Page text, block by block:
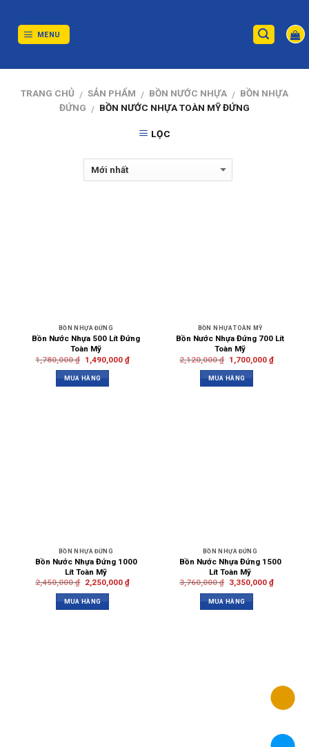
content
MENU
TRANG CHỦ / SẢN PHẨM / BỒN NƯỚC NHỰA / BỒN NHỰA
ĐỨNG / BỒN NƯỚC NHỰA TOÀN MỸ ĐỨNG
LỌC
BỒN NHỰA ĐỨNG
Bồn Nước Nhựa 500 Lít Đứng
Toàn Mỹ
1,780,000₫ 1,490,000 ₫
MUA HÀNG
BỒN NHỰA TOÀN MỸ
Bồn Nước Nhựa Đứng 700 Lít
Toàn Mỹ
2,120,000₫ 1,700,000 ₫
MUA HÀNG
BỒN NHỰA ĐỨNG
Bồn Nước Nhựa Đứng 1000
Lít Toàn Mỹ
2,450,000₫ 2,250,000 ₫
MUA HÀNG
BỒN NHỰA ĐỨNG
Bồn Nước Nhựa Đứng 1500
Lít Toàn Mỹ
3,760,000₫ 3,350,000 ₫
MUA HÀNG